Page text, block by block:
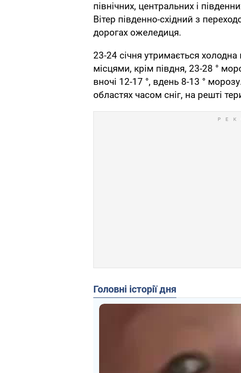
північних, центральних і
Вітер південно-східний з
дорогах ожеледиця.
23-24 січня утримається
місцями, крім півдня, 23-28 °
вночі 12-17 °, вдень 8-13 °
областях часом сніг, на решті
Головні історії дня